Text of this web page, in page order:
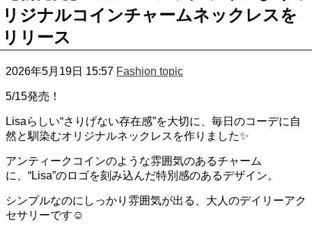
リジナルコインチャームネックレスを
リリース
2026年5月19日 15:57 Fashion topic
5/15発売！
Lisaらしい“さりげない存在感”を大切に、毎日のコーデに自
然と馴染むオリジナルネックレスを作りました✨
アンティークコインのような雰囲気のあるチャーム
に、“Lisa”のロゴを刻み込んだ特別感のあるデザイン。
シンプルなのにしっかり雰囲気が出る、大人のデイリーアク
セサリーです☺️